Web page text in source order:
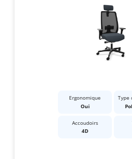
Ergonomique
Oui
Type
Accoudoirs
4D